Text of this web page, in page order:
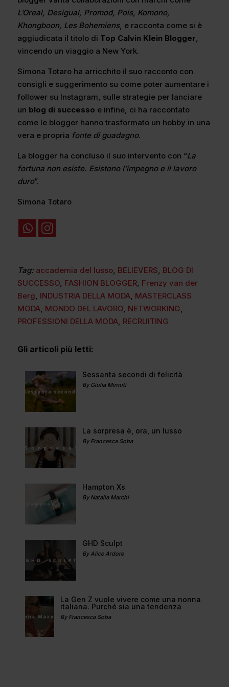
L’Oreal, Desigual, Promod, Pois, Komono,
Khongboon, Les Bohemiens, e racconta come si è
aggiudicata il titolo di Top Calvin Klein Blogger,
vincendo un viaggio a New York.
Simona Totaro ha arricchito il suo racconto con
consigli e suggerimento su come poter aumentare i
follower su Instagram, sulle strategie per lanciare
un blog di successo e infine, ci ha raccontato
come le blogger hanno trasformato un hobby in una
vera e propria fonte di guadagno.
La blogger ha concluso il suo intervento con “La
fortuna non esiste. Esistono l’impegno e il lavoro
duro”.
Simona Totaro
Tag: accademia del lusso, BELIEVERS, BLOG DI
SUCCESSO, FASHION BLOGGER, Frenzy van der
Berg, INDUSTRIA DELLA MODA, MASTERCLASS
MODA, MONDO DEL LAVORO, NETWORKING,
PROFESSIONI DELLA MODA, RECRUITING
Gli articoli più letti:
Sessanta secondi di felicità
By Giulia Minniti
La sorpresa è, ora, un lusso
By Francesca Soba
Hampton Xs
By Natalia Marchi
GHD Sculpt
By Alice Ardore
La Gen Z vuole vivere come una nonna
italiana. Purché sia una tendenza
By Francesca Soba